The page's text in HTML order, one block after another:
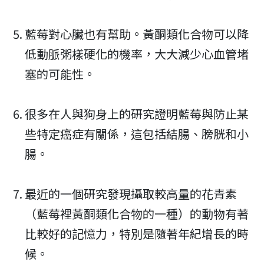
藍莓對心臟也有幫助。黃酮類化合物可以降
低動脈粥樣硬化的機率，大大減少心血管堵
塞的可能性。
很多在人與狗身上的研究證明藍莓與防止某
些特定癌症有關係，這包括結腸、膀胱和小
腸。
最近的一個研究發現攝取較高量的花青素
（藍莓裡黃酮類化合物的一種）的動物有著
比較好的記憶力，特別是隨著年紀增長的時
候。